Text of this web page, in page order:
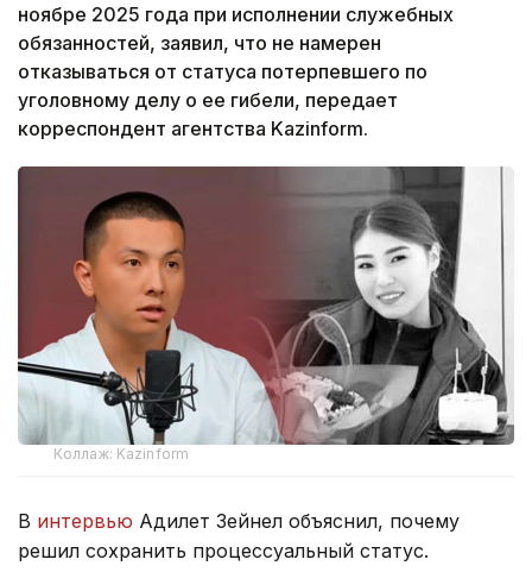
ноябре 2025 года при исполнении служебных
обязанностей, заявил, что не намерен
отказываться от статуса потерпевшего по
уголовному делу о ее гибели, передает
корреспондент агентства Kazinform.
Коллаж: Kazinform
В интервью Адилет Зейнел объяснил, почему
решил сохранить процессуальный статус.